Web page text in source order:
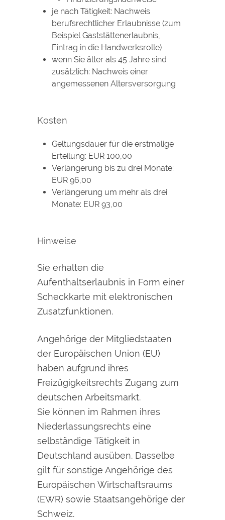
je nach Tätigkeit: Nachweis
berufsrechtlicher Erlaubnisse (zum
Beispiel Gaststättenerlaubnis,
Eintrag in die Handwerksrolle)
wenn Sie älter als 45 Jahre sind
zusätzlich: Nachweis einer
angemessenen Altersversorgung
Kosten
Geltungsdauer für die erstmalige
Erteilung: EUR 100,00
Verlängerung bis zu drei Monate:
EUR 96,00
Verlängerung um mehr als drei
Monate: EUR 93,00
Hinweise
Sie erhalten die
Aufenthaltserlaubnis in Form einer
Scheckkarte mit elektronischen
Zusatzfunktionen.
Angehörige der Mitgliedstaaten
der Europäischen Union (EU)
haben aufgrund ihres
Freizügigkeitsrechts Zugang zum
deutschen Arbeitsmarkt.
Sie können im Rahmen ihres
Niederlassungsrechts eine
selbständige Tätigkeit in
Deutschland ausüben. Dasselbe
gilt für sonstige Angehörige des
Europäischen Wirtschaftsraums
(EWR) sowie Staatsangehörige der
Schweiz.